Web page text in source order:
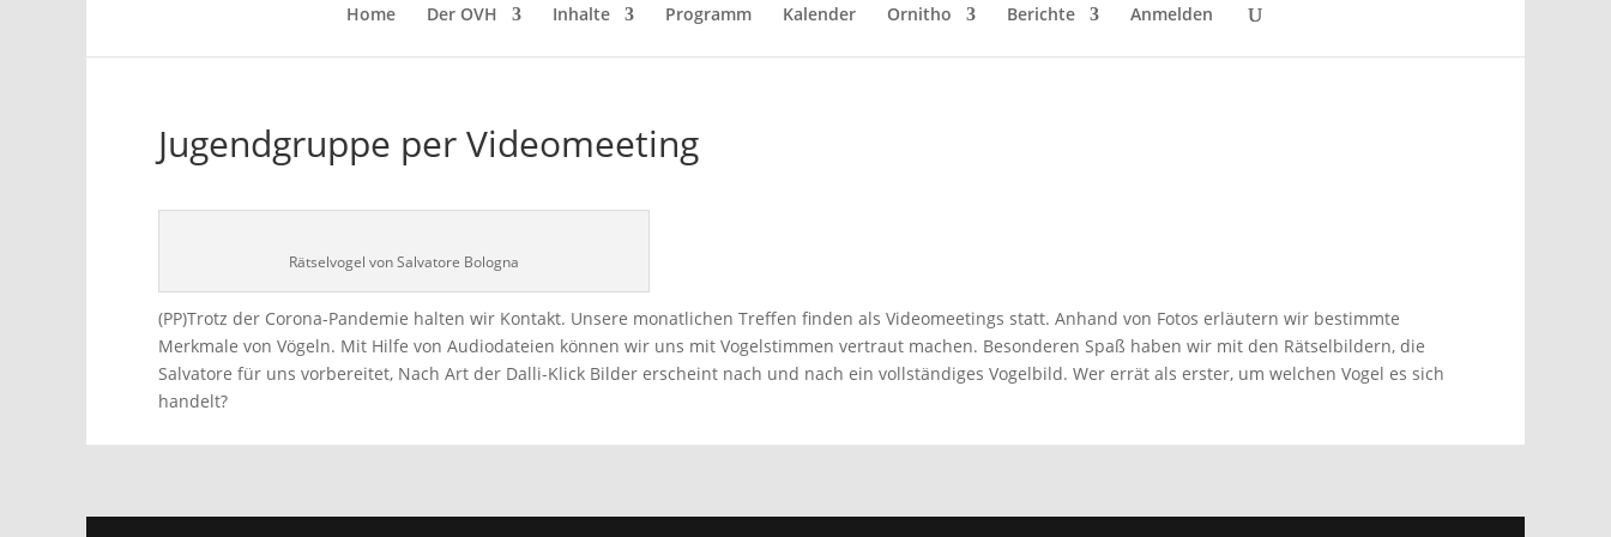
Home Der OVH Inhalte Programm Kalender Ornitho Berichte Anmelden
Jugendgruppe per Videomeeting
Rätselvogel von Salvatore Bologna
(PP)Trotz der Corona-Pandemie halten wir Kontakt. Unsere monatlichen Treffen finden als Videomeetings statt. Anhand von Fotos erläutern wir bestimmte
Merkmale von Vögeln. Mit Hilfe von Audiodateien können wir uns mit Vogelstimmen vertraut machen. Besonderen Spaß haben wir mit den Rätselbildern, die
Salvatore für uns vorbereitet, Nach Art der Dalli-Klick Bilder erscheint nach und nach ein vollständiges Vogelbild. Wer errät als erster, um welchen Vogel es sich
handelt?